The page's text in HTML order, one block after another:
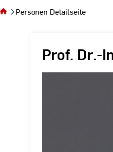
sich auf
der SeitePersonen Detailseite
Prof. Dr.-